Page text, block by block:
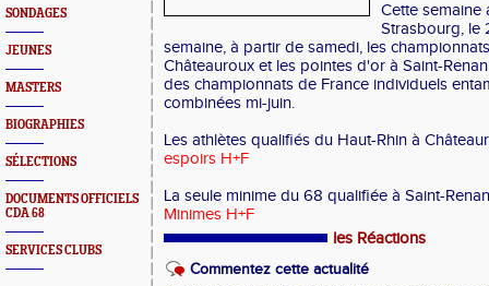
SONDAGES
JEUNES
MASTERS
BIOGRAPHIES
SÉLECTIONS
DOCUMENTS OFFICIELS
CDA 68
SERVICES CLUBS
Cette semaine
Strasbourg, le
semaine, à partir de samedi, les
Châteauroux et les pointes d'or à Saint-
des championnats de France individuels
combinées mi-juin.
Les athlètes qualifiés du Haut-Rhin à
espoirs H+F
La seule minime du 68 qualifiée à Saint-
Minimes H+F
les Réactions
Commentez cette actualité